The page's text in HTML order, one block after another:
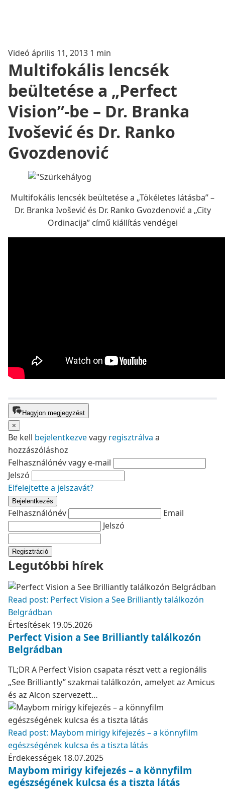
Videó április 11, 2013 1 min
Multifokális lencsék
beültetése a „Perfect
Vision”-be – Dr. Branka
Ivošević és Dr. Ranko
Gvozdenović
Multifokális lencsék beültetése a „Tökéletes látásba” –
Dr. Branka Ivošević és Dr. Ranko Gvozdenović a „City
Ordinacija” című kiállítás vendégei
Hagyjon megjegyzést
×
Be kell bejelentkezvevagy regisztrálva a
hozzászóláshoz
Felhasználónév vagy e-mail
Jelszó
Elfelejtette a jelszavát?
Bejelentkezés
Felhasználónév
Email
Jelszó
Regisztráció
Legutóbbi hírek
Read post: Perfect Vision a See Brilliantly találkozón
Belgrádban
Értesítések 19.05.2026
Perfect Vision a See Brilliantly találkozón
Belgrádban
TL;DR A Perfect Vision csapata részt vett a regionális
„See Brilliantly” szakmai találkozón, amelyet az Amicus
és az Alcon szervezett…
Read post: Maybom mirigy kifejezés – a könnyfilm
egészségének kulcsa és a tiszta látás
Érdekességek 18.07.2025
Maybom mirigy kifejezés – a könnyfilm
egészségének kulcsa és a tiszta látás